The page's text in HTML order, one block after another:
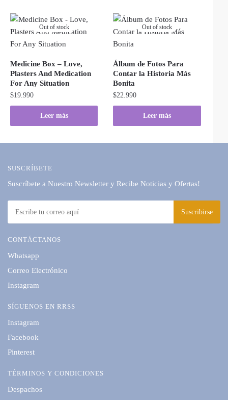
Out of stock
Medicine Box – Love,
Plasters And Medication
For Any Situation
$19.990
Leer más
Out of stock
Álbum de Fotos Para
Contar la Historia Más
Bonita
$22.990
Leer más
SUSCRÍBETE
Suscríbete a Nuestro Newsletter y Recibe Noticias y Ofertas!
CONTÁCTANOS
Whatsapp
Correo Electrónico
Instagram
SÍGUENOS EN RRSS
Instagram
Facebook
Pinterest
TÉRMINOS Y CONDICIONES
Despachos